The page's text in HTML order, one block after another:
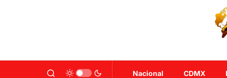
Nacional CDMX